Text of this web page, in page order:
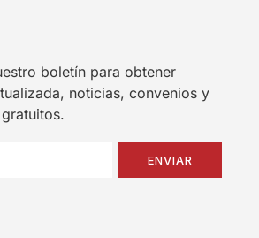
boletín para obtener
noticias, convenios y
ENVIAR